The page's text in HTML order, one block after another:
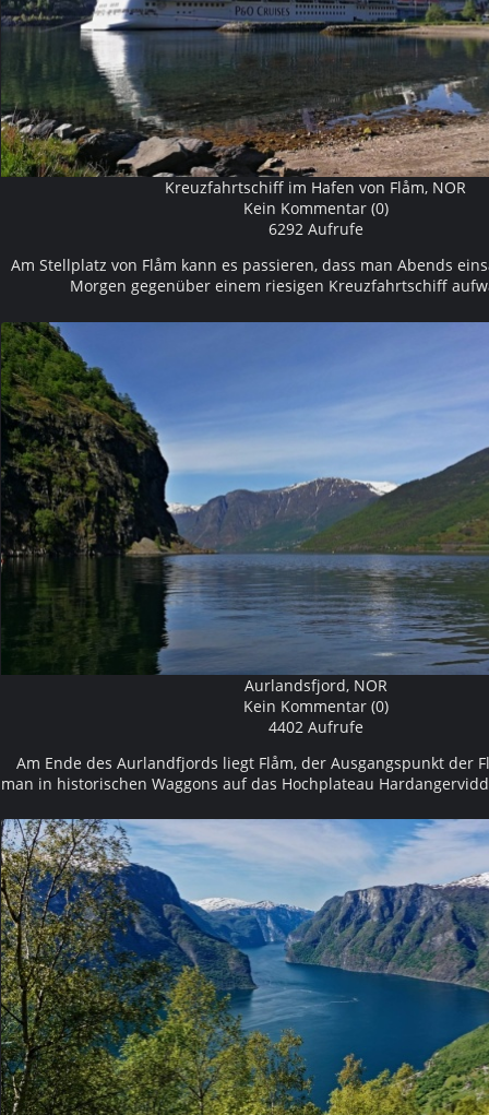
Kreuzfahrtschiff im Hafen von Flåm, NOR
Kein Kommentar (0)
6292 Aufrufe
Am Stellplatz von Flåm kann es passieren, dass man Abends
Morgen gegenüber einem riesigen Kreuzfahrtschiff
Aurlandsfjord, NOR
Kein Kommentar (0)
4402 Aufrufe
Am Ende des Aurlandfjords liegt Flåm, der Ausgangspunkt der
man in historischen Waggons auf das Hochplateau